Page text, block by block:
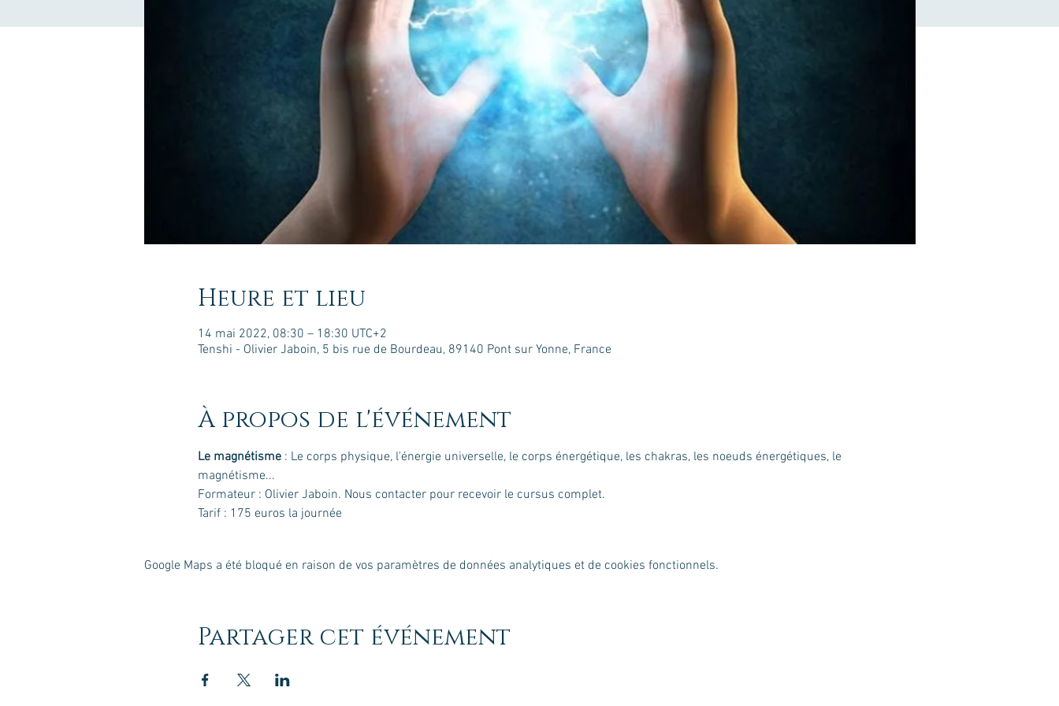
Heure et lieu
14 mai 2022, 08:30 – 18:30 UTC+2
Tenshi - Olivier Jaboin, 5 bis rue de Bourdeau, 89140 Pont sur Yonne, France
À propos de l'événement
Le magnétisme : Le corps physique, l'énergie universelle, le corps énergétique, les chakras, les noeuds énergétiques, le
magnétisme...
Formateur : Olivier Jaboin. Nous contacter pour recevoir le cursus complet.
Tarif : 175 euros la journée
Google Maps a été bloqué en raison de vos paramètres de données analytiques et de cookies fonctionnels.
Partager cet événement